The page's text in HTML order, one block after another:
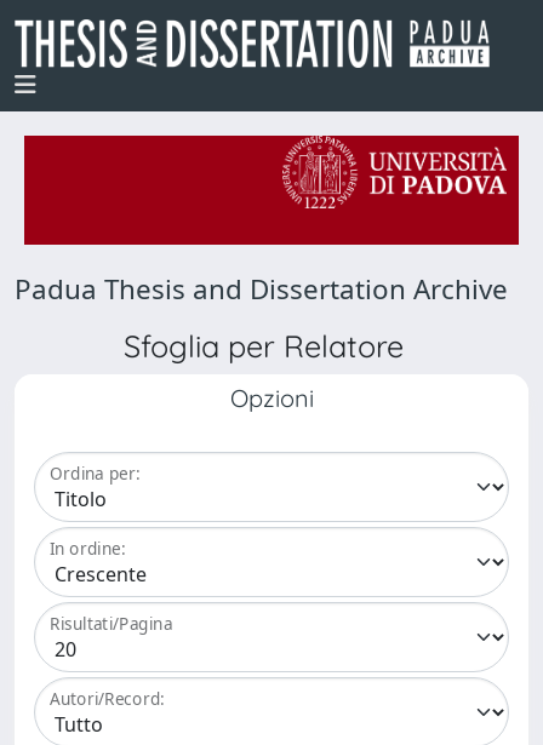
Padua Thesis and Dissertation Archive
Sfoglia per Relatore
Opzioni
Ordina per:
In ordine:
Risultati/Pagina
Autori/Record: